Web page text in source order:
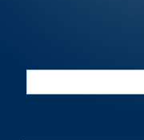
Search